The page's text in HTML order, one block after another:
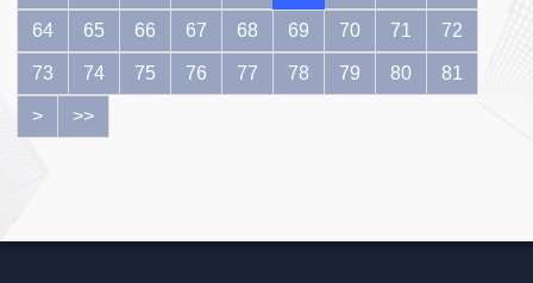
64 65 66 67 68 69 70 71 72
73 74 75 76 77 78 79 80 81
> >>